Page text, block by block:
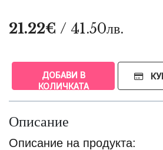
21.22€ / 41.50лв.
ДОБАВИ В
КОЛИЧКАТА
Описание
Описание на продукта: